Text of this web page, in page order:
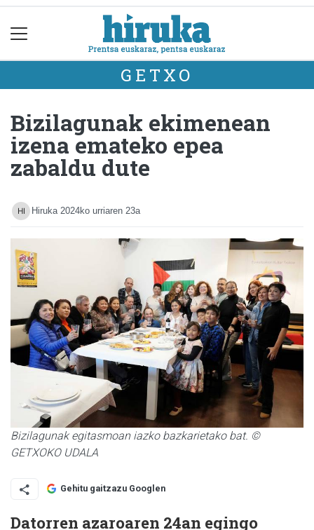
GETXO
Bizilagunak ekimenean
izena emateko epea
zabaldu dute
Hiruka 2024ko urriaren 23a
Bizilagunak egitasmoan iazko bazkarietako bat. ©
GETXOKO UDALA
Gehitu gaitzazu Googlen
Datorren azaroaren 24an egingo